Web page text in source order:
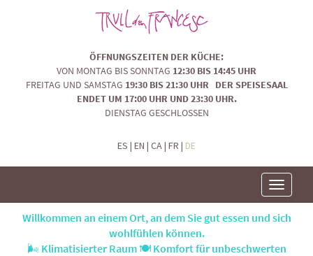
ÖFFNUNGSZEITEN DER KÜCHE:
VON MONTAG BIS SONNTAG 12:30 BIS 14:45 UHR
FREITAG UND SAMSTAG 19:30 BIS 21:30 UHR DER SPEISESAAL
ENDET UM 17:00 UHR UND 23:30 UHR.
DIENSTAG GESCHLOSSEN
ES | EN | CA| FR | DE
Toggle
Willkommen an einem Ort, an dem Sie gut essen und sich
wohlfühlen können.
🌬️ Klimatisierter Raum 🍽️ Komfort für unbeschwerten